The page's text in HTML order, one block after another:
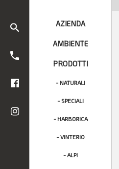
AZIENDA
AMBIENTE
PRODOTTI
- NATURALI
- SPECIALI
- HARBORICA
- VINTERIO
- ALPI